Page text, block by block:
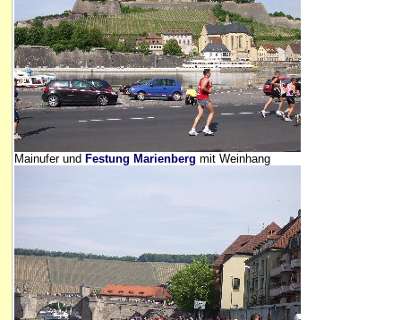
Mainufer und Festung Marienberg mit Weinhang